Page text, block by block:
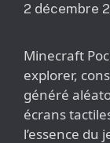
2 décembre
Minecraft
explorer,
généré
écrans
l’essence du